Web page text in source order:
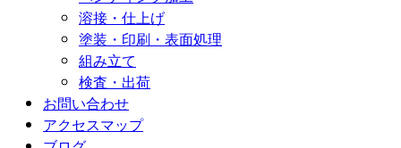
溶接・仕上げ
塗装・印刷・表面処理
組み立て
検査・出荷
お問い合わせ
アクセスマップ